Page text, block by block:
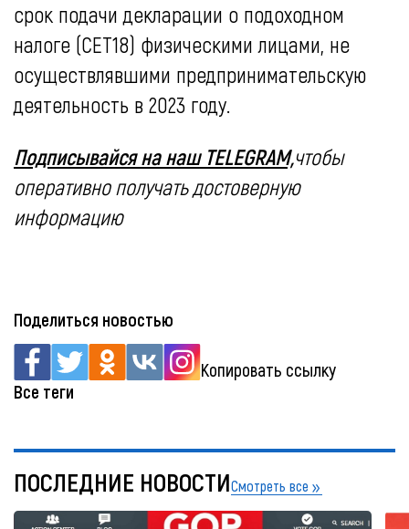
срок подачи декларации о подоходном
налоге (CET18) физическими лицами, не
осуществлявшими предпринимательскую
деятельность в 2023 году.
Подписывайся на наш TELEGRAM,чтобы
оперативно получать достоверную
информацию
Поделиться новостью
Копировать ссылку
Все теги
ПОСЛЕДНИЕ НОВОСТИСмотреть все